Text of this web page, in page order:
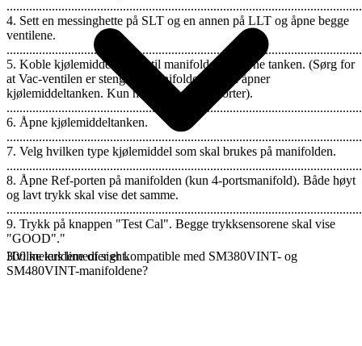
4. Sett en messinghette på SLT og en annen på LLT og åpne begge
ventilene.
5. Koble kjølemiddeltanken til manifolden og åpne tanken. (Sørg for
at Vac-ventilen er stengt på manifolden før du åpner
kjølemiddeltanken. Kun manifold med 4 porter).
6. Åpne kjølemiddeltanken.
7. Velg hvilken type kjølemiddel som skal brukes på manifolden.
8. Åpne Ref-porten på manifolden (kun 4-portsmanifold). Både høyt
og lavt trykk skal vise det samme.
9. Trykk på knappen "Test Cal". Begge trykksensorene skal vise
"GOOD"."
300 meters line of sight.
Hvilke kuldemedier er kompatible med SM380VINT- og
SM480VINT-manifoldene?